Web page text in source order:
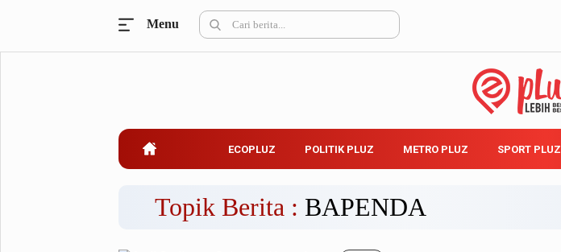
Belanja
Kuliner
Menu
ECOPLUZ POLITIK PLUZ METRO PLUZ SPORT PLUZ
Topik Berita : BAPENDA